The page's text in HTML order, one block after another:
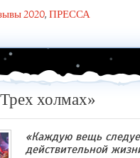
2020, ПРЕССА
холмах»
«Каждую вещь
действительной